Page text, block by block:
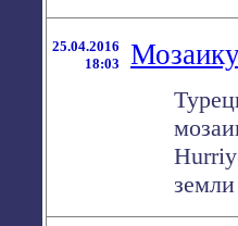
25.04.2016
18:03